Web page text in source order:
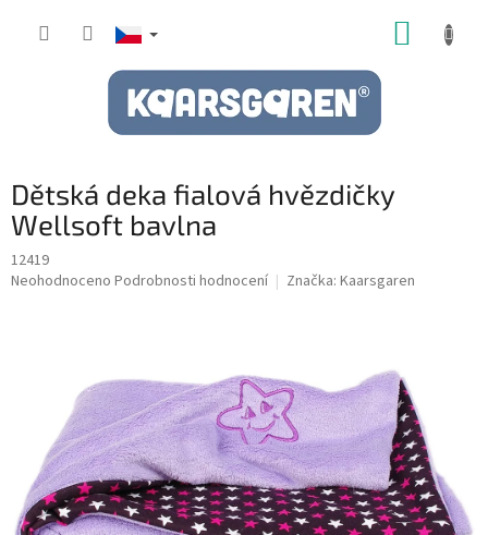
Dětská deka fialová hvězdičky
Wellsoft bavlna
12419
Průměrné
hvězdiček.
Neohodnoceno Podrobnosti hodnocení Značka: Kaarsgaren